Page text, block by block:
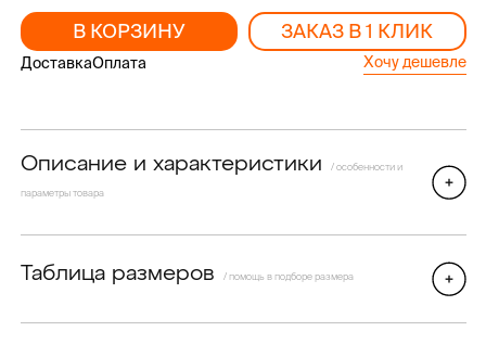
В КОРЗИНУ ЗАКАЗ В 1 КЛИК
ДоставкаОплата Хочу дешевле
Описание и характеристики / особенности и
параметры товара
Таблица размеров / помощь в подборе размера